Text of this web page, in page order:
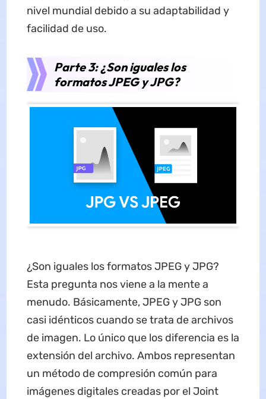
nivel mundial debido a su adaptabilidad y
facilidad de uso.
Parte 3: ¿Son iguales los
formatos JPEG y JPG?
¿Son iguales los formatos JPEG y JPG?
Esta pregunta nos viene a la mente a
menudo. Básicamente, JPEG y JPG son
casi idénticos cuando se trata de archivos
de imagen. Lo único que los diferencia es la
extensión del archivo. Ambos representan
un método de compresión común para
imágenes digitales creadas por el Joint